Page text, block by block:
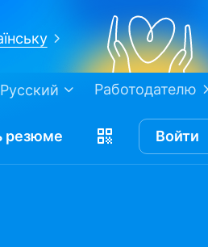
Работодателю
Русский
резюме Войти